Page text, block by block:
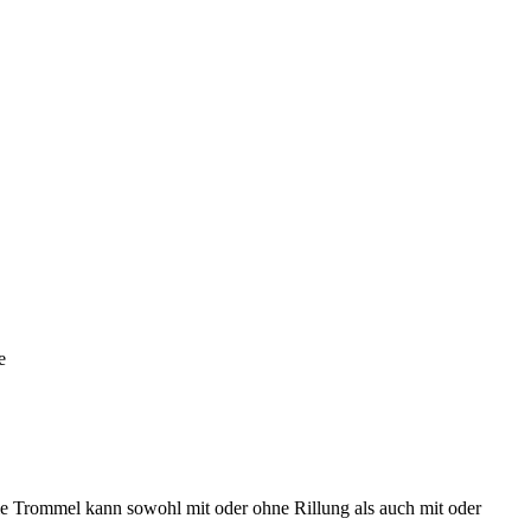
kann sowohl mit oder ohne Rillung als auch mit oder